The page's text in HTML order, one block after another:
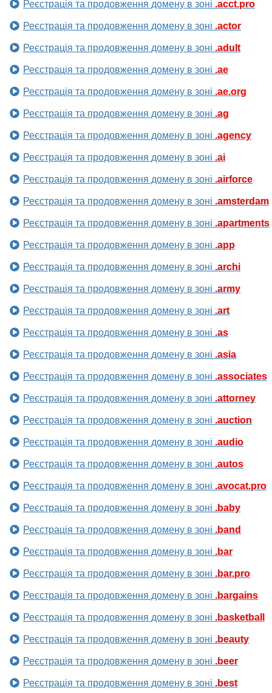
Реєстрація та продовження домену в зоні .acct.pro
Реєстрація та продовження домену в зоні .actor
Реєстрація та продовження домену в зоні .adult
Реєстрація та продовження домену в зоні .ae
Реєстрація та продовження домену в зоні .ae.org
Реєстрація та продовження домену в зоні .ag
Реєстрація та продовження домену в зоні .agency
Реєстрація та продовження домену в зоні .ai
Реєстрація та продовження домену в зоні .airforce
Реєстрація та продовження домену в зоні .amsterdam
Реєстрація та продовження домену в зоні .apartments
Реєстрація та продовження домену в зоні .app
Реєстрація та продовження домену в зоні .archi
Реєстрація та продовження домену в зоні .army
Реєстрація та продовження домену в зоні .art
Реєстрація та продовження домену в зоні .as
Реєстрація та продовження домену в зоні .asia
Реєстрація та продовження домену в зоні .associates
Реєстрація та продовження домену в зоні .attorney
Реєстрація та продовження домену в зоні .auction
Реєстрація та продовження домену в зоні .audio
Реєстрація та продовження домену в зоні .autos
Реєстрація та продовження домену в зоні .avocat.pro
Реєстрація та продовження домену в зоні .baby
Реєстрація та продовження домену в зоні .band
Реєстрація та продовження домену в зоні .bar
Реєстрація та продовження домену в зоні .bar.pro
Реєстрація та продовження домену в зоні .bargains
Реєстрація та продовження домену в зоні .basketball
Реєстрація та продовження домену в зоні .beauty
Реєстрація та продовження домену в зоні .beer
Реєстрація та продовження домену в зоні .best